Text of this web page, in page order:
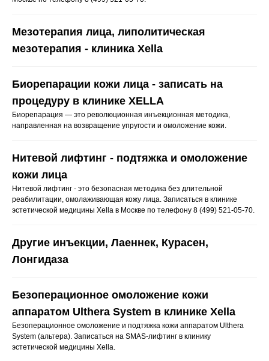
Мезотерапия лица, липолитическая
мезотерапия - клиника Xella
Биорепарации кожи лица - записать на
процедуру в клинике XELLA
Биорепарация — это революционная инъекционная методика,
направленная на возвращение упругости и омоложение кожи.
Нитевой лифтинг - подтяжка и омоложение
кожи лица
Нитевой лифтинг - это безопасная методика без длительной
реабилитации, омолаживающая кожу лица. Записаться в клинике
эстетической медицины Xella в Москве по телефону 8 (499) 521-05-70.
Другие инъекции, Лаеннек, Курасен,
Лонгидаза
Безоперационное омоложение кожи
аппаратом Ulthera System в клинике Xella
Безоперационное омоложение и подтяжка кожи аппаратом Ulthera
System (альтера). Записаться на SMAS-лифтинг в клинику
эстетической медицины Xella.